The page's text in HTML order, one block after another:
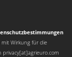
mit Wirkung für die
privacy[at]agrieuro.com